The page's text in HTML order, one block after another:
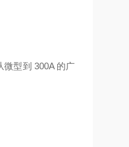
型到 300A 的广